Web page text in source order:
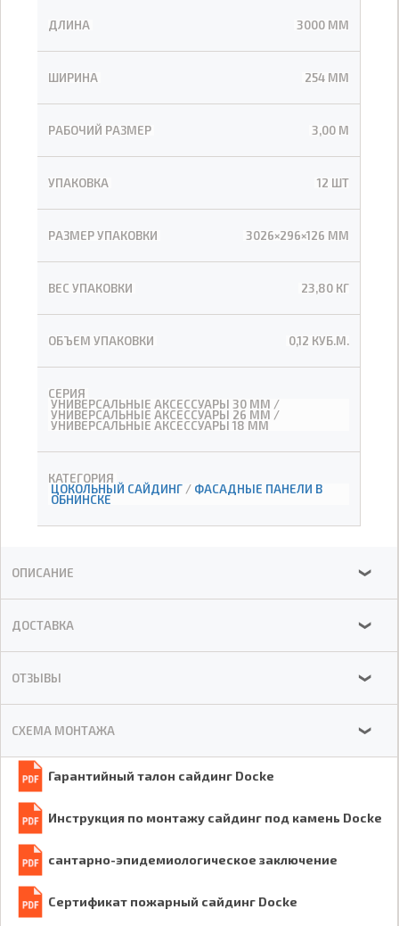
Гарантийный талон сайдинг Docke
Инструкция по монтажу сайдинг под камень Docke
сантарно-эпидемиологическое заключение
Сертификат пожарный сайдинг Docke
ДЛИНА 3000 ММ
ШИРИНА 254 ММ
РАБОЧИЙ РАЗМЕР 3,00 М
УПАКОВКА 12 ШТ
РАЗМЕР УПАКОВКИ 3026×296×126 ММ
ВЕС УПАКОВКИ 23,80 КГ
ОБЪЕМ УПАКОВКИ 0,12 КУБ.М.
СЕРИЯ
УНИВЕРСАЛЬНЫЕ АКСЕССУАРЫ 30 ММ /
УНИВЕРСАЛЬНЫЕ АКСЕССУАРЫ 26 ММ /
УНИВЕРСАЛЬНЫЕ АКСЕССУАРЫ 18 ММ
КАТЕГОРИЯ
ЦОКОЛЬНЫЙ САЙДИНГ / ФАСАДНЫЕ ПАНЕЛИ В
ОБНИНСКЕ
ОПИСАНИЕ ❯
ДОСТАВКА ❯
ОТЗЫВЫ ❯
СХЕМА МОНТАЖА ❯